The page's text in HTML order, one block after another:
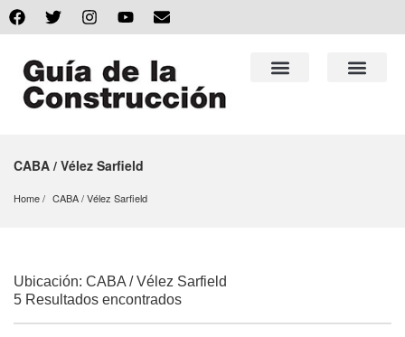
CABA / Vélez Sarfield
Home CABA / Vélez Sarfield
Ubicación: CABA / Vélez Sarfield
5 Resultados encontrados